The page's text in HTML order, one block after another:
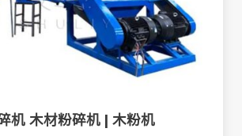
机 木材粉碎机 | 木粉机